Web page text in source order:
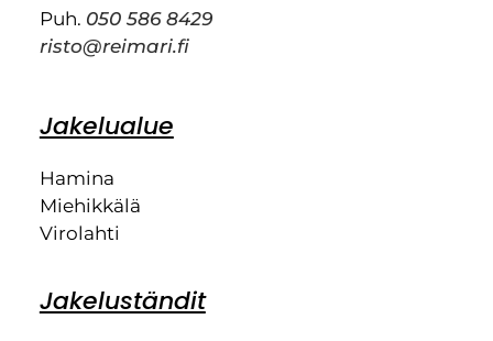
Puh. 050 586 8429
risto@reimari.fi
Jakelualue
Hamina
Miehikkälä
Virolahti
Jakeluständit